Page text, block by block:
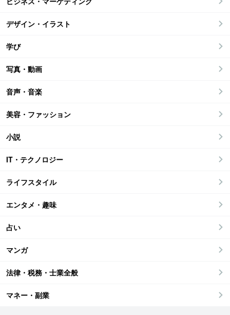
デザイン・イラスト
学び
写真・動画
音声・音楽
美容・ファッション
小説
IT・テクノロジー
ライフスタイル
エンタメ・趣味
占い
マンガ
法律・税務・士業全般
マネー・副業